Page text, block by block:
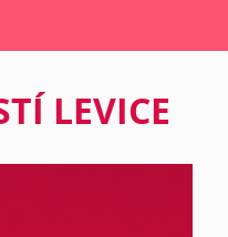
LEVICE